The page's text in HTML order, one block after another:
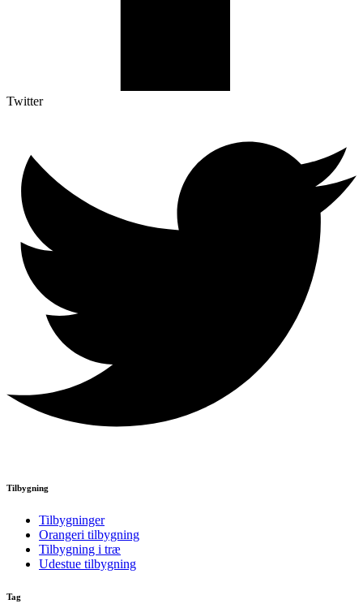
Twitter
Tilbygning
Tilbygninger
Orangeri tilbygning
Tilbygning i træ
Udestue tilbygning
Tag